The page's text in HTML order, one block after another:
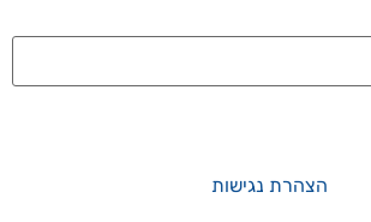
הצהרת נגישות